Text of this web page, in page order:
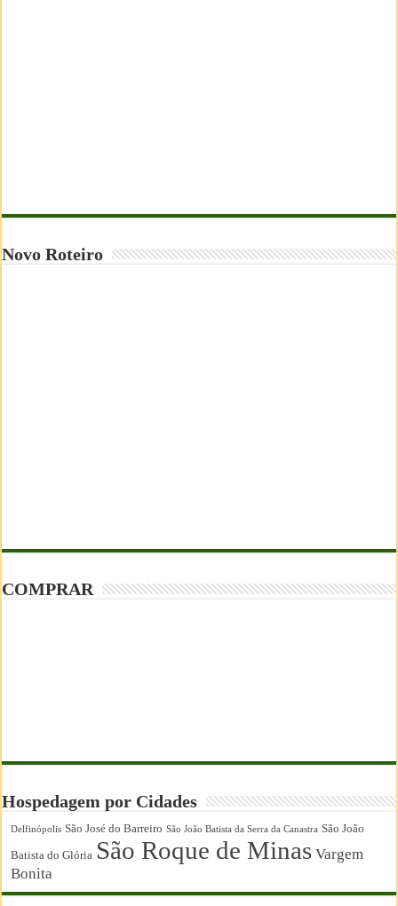
Novo Roteiro
COMPRAR
Hospedagem por Cidades
Delfinópolis São José do Barreiro São João Batista da Serra da Canastra São João
Batista do Glória São Roque de Minas Vargem
Bonita